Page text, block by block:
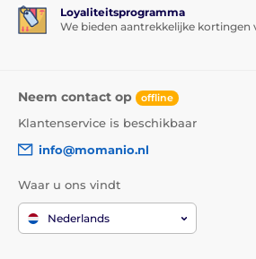
Inhoud van de verpakking:
1x droge doek
1x natte doek
Loyaliteitsprogramma
We bieden aantrekkelijke
Neem contact op offline
Klantenservice is beschikbaar
info@momanio.nl
Waar u ons vindt
Nederlands